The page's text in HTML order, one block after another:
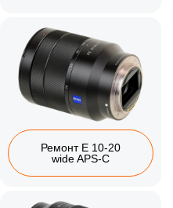
Ремонт E 10‑20
wide APS‑C